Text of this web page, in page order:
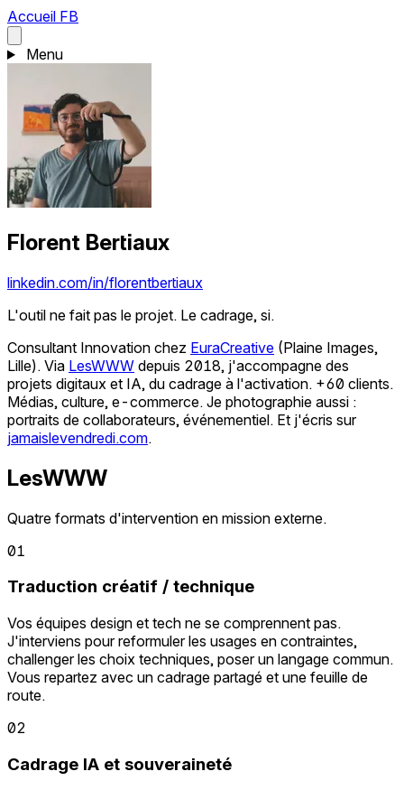
Accueil FB
Menu
Florent Bertiaux
linkedin.com/in/florentbertiaux
L'outil ne fait pas le projet. Le cadrage, si.
Consultant Innovation chez EuraCreative (Plaine Images,
Lille). Via LesWWW depuis 2018, j'accompagne des
projets digitaux et IA, du cadrage à l'activation. +60 clients.
Médias, culture, e-commerce. Je photographie aussi :
portraits de collaborateurs, événementiel. Et j'écris sur
jamaislevendredi.com.
LesWWW
Quatre formats d'intervention en mission externe.
01
Traduction créatif / technique
Vos équipes design et tech ne se comprennent pas.
J'interviens pour reformuler les usages en contraintes,
challenger les choix techniques, poser un langage commun.
Vous repartez avec un cadrage partagé et une feuille de
route.
02
Cadrage IA et souveraineté